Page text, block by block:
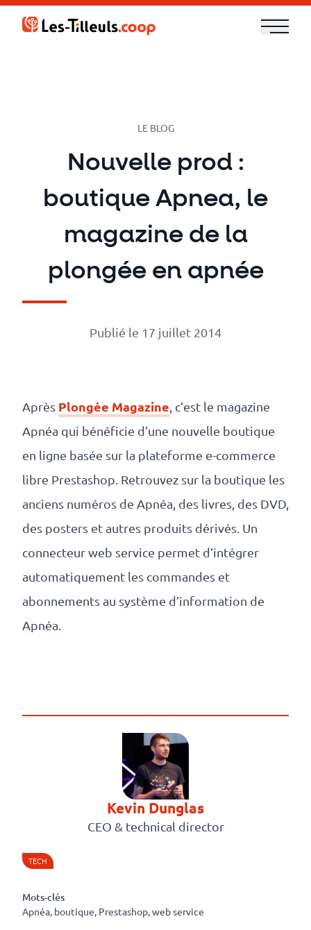
Aller
Formations
Cloud
et
DevOps
Technologies
Numérique
responsable
clients
La
coopérative
On
recrute
Simulateur
de
revenus
Conference
LE BLOG
Nouvelle prod :
boutique Apnea, le
magazine de la
plongée en apnée
Publié le 17 juillet 2014
Après Plongée Magazine , c’est le magazine
Apnéa qui bénéficie d’une nouvelle boutique
en ligne basée sur la plateforme e-commerce
libre Prestashop. Retrouvez sur la boutique les
anciens numéros de Apnéa, des livres, des DVD,
des posters et autres produits dérivés. Un
connecteur web service permet d’intégrer
automatiquement les commandes et
abonnements au système d’information de
Apnéa.
Kevin Dunglas
CEO & technical director
TECH
Mots-clés
Apnéa, boutique, Prestashop, web service